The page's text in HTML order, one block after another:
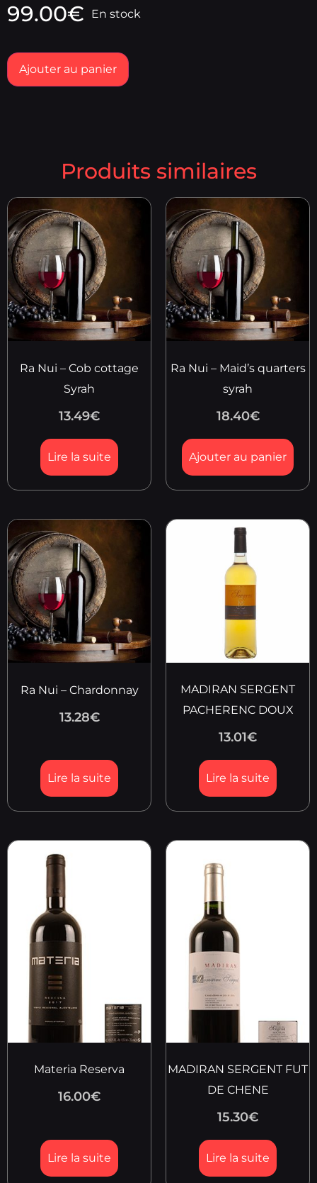
99.00€ En stock
Ajouter au panier
Produits similaires
Ra Nui – Cob cottage
Syrah
13.49€
Lire la suite
Ra Nui – Maid’s quarters
syrah
18.40€
Ajouter au panier
Ra Nui – Chardonnay
13.28€
Lire la suite
MADIRAN SERGENT
PACHERENC DOUX
13.01€
Lire la suite
Materia Reserva
16.00€
Lire la suite
MADIRAN SERGENT FUT
DE CHENE
15.30€
Lire la suite